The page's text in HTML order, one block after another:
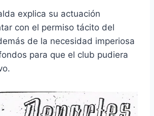
explica su actuación
con el permiso tácito del
de la necesidad imperiosa
para que el club pudiera